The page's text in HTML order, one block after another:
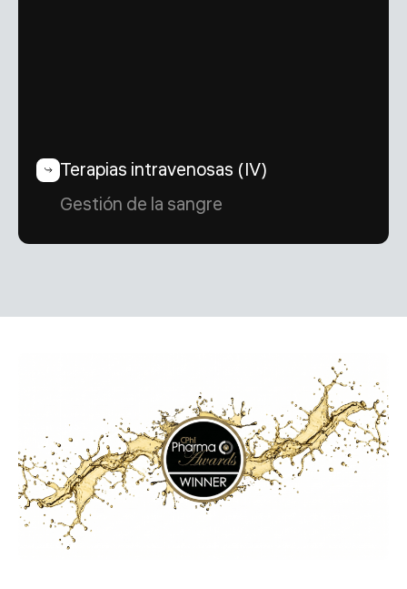
Terapias intravenosas (IV)
Gestión de la sangre